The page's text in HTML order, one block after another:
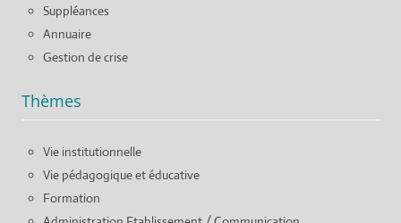
Suppléances
Annuaire
Gestion de crise
Thèmes
Vie institutionnelle
Vie pédagogique et éducative
Formation